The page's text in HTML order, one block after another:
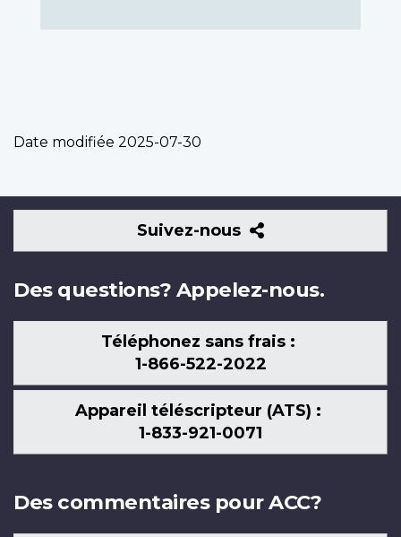
Date modifiée 2025-07-30
Suivez-nous
Suivez-
nous
Des questions? Appelez-nous.
Téléphonez sans frais :
1-866-522-2022
Appareil téléscripteur (ATS) :
1-833-921-0071
Des commentaires pour ACC?